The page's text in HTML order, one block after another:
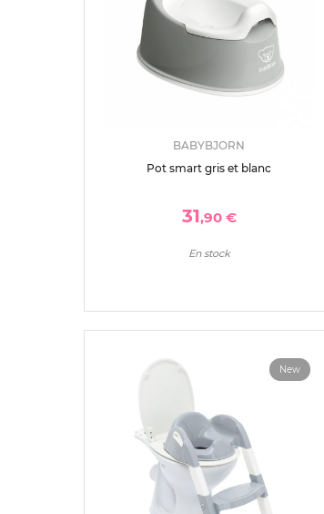
BABYBJORN
Pot smart gris et blanc
31,90 €
En stock
New